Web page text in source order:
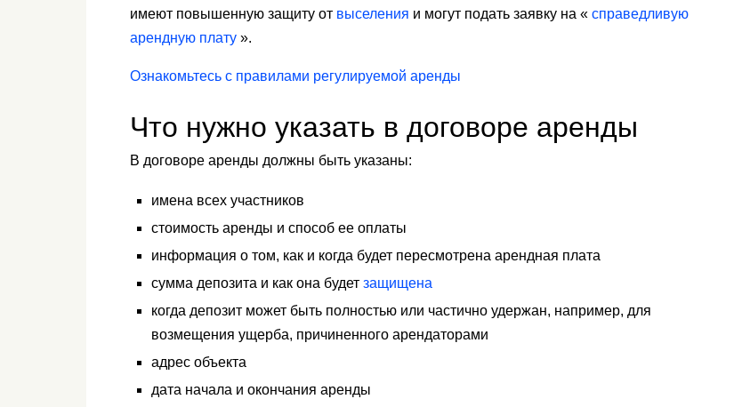
имеют повышенную защиту от выселения и могут подать заявку на « справедливую
арендную плату ».
Ознакомьтесь с правилами регулируемой аренды
Что нужно указать в договоре аренды
В договоре аренды должны быть указаны:
имена всех участников
стоимость аренды и способ ее оплаты
информация о том, как и когда будет пересмотрена арендная плата
сумма депозита и как она будет защищена
когда депозит может быть полностью или частично удержан, например, для
возмещения ущерба, причиненного арендаторами
адрес объекта
дата начала и окончания аренды